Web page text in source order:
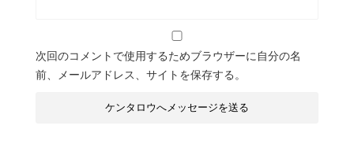
次回のコメントで使用するためブラウザーに自分の名
前、メールアドレス、サイトを保存する。